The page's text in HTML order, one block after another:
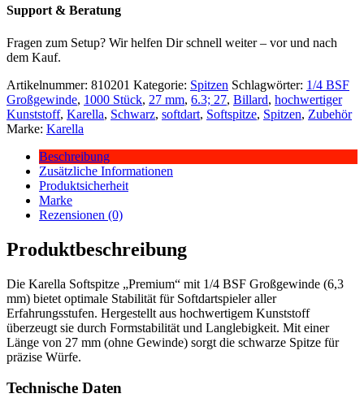
Support & Beratung
Fragen zum Setup? Wir helfen Dir schnell weiter – vor und nach
dem Kauf.
Artikelnummer: 810201 Kategorie: Spitzen Schlagwörter: 1/4 BSF
Großgewinde, 1000 Stück, 27 mm, 6.3; 27, Billard, hochwertiger
Kunststoff, Karella, Schwarz, softdart, Softspitze, Spitzen, Zubehör
Marke: Karella
Beschreibung
Zusätzliche Informationen
Produktsicherheit
Marke
Rezensionen (0)
Produktbeschreibung
Die Karella Softspitze „Premium“ mit 1/4 BSF Großgewinde (6,3
mm) bietet optimale Stabilität für Softdartspieler aller
Erfahrungsstufen. Hergestellt aus hochwertigem Kunststoff
überzeugt sie durch Formstabilität und Langlebigkeit. Mit einer
Länge von 27 mm (ohne Gewinde) sorgt die schwarze Spitze für
präzise Würfe.
Technische Daten